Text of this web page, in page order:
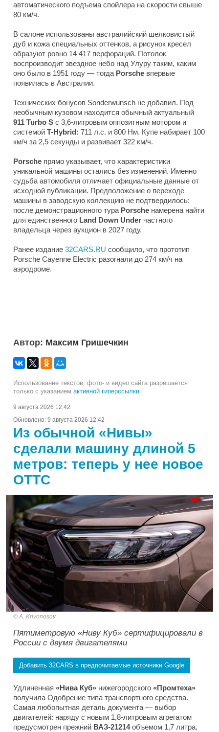
автоматического подъема спойлера на скорости свыше
80 км/ч.
В салоне использованы австралийский шелковистый
дуб и кожа специальных оттенков, а рисунок кресел
образуют ровно 14 417 перфораций. Потолок
воспроизводит звездное небо над Улуру таким, каким
оно было в 1951 году — тогда Porsche впервые
появилась в Австралии.
Технических бонусов Sonderwunsch не добавил. Под
необычным кузовом находится обычный актуальный
911 Turbo S с 3,6-литровым оппозитным мотором и
системой T-Hybrid: 711 л.с. и 800 Нм. Купе набирает 100
км/ч за 2,5 секунды и развивает 322 км/ч.
Porsche прямо указывает, что характеристики
уникальной машины остались без изменений. Именно
судьба автомобиля отличает официальные данные от
исходной публикации. Предположение о переходе
машины в заводскую коллекцию не подтвердилось:
после демонстрационного тура Porsche намерена найти
для единственного Land Down Under частного
владельца через аукцион в 2027 году.
Ранее издание 32CARS.RU сообщило, что прототип
Porsche Cayenne Electric разогнали до 274 км/ч на
аэродроме.
Автор: Максим Гришечкин
Использование текстов, фото- и видео сайта разрешается
только с указанием активной гиперссылки.
9 августа 2026 12:42
Обновлено: 9 августа 2026 12:42
Из обычной «Нивы»
сделали машину длиной 5
метров: теперь у нее новое
ОТТС
A. Krivonosov
Пятиметровую «Ниву Куб» сертифицировали в
России с двумя двигателями
Добавить 32CARS в предпочитаемые источники Google
Удлиненная «Нива Куб» нижегородского «Промтеха»
получила Одобрение типа транспортного средства.
Самая любопытная деталь документа — выбор
двигателей: наряду с новым 1,8-литровым агрегатом
предусмотрен прежний ВАЗ-21214объемом 1,7 литра,